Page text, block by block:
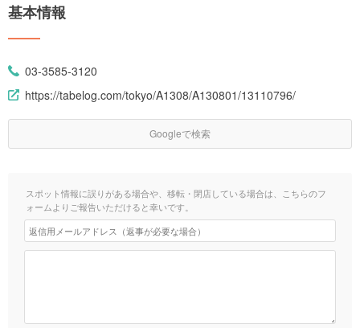
基本情報
03-3585-3120
https://tabelog.com/tokyo/A1308/A130801/13110796/
Googleで検索
スポット情報に誤りがある場合や、移転・閉店している場合は、こちらのフ
ォームよりご報告いただけると幸いです。